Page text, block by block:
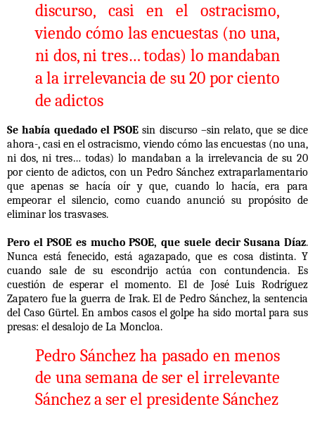
discurso, casi en el ostracismo,
viendo cómo las encuestas (no una,
ni dos, ni tres… todas) lo mandaban
a la irrelevancia de su 20 por ciento
de adictos
Se había quedado el PSOE sin discurso –sin relato, que se dice
ahora-, casi en el ostracismo, viendo cómo las encuestas (no una,
ni dos, ni tres… todas) lo mandaban a la irrelevancia de su 20
por ciento de adictos, con un Pedro Sánchez extraparlamentario
que apenas se hacía oír y que, cuando lo hacía, era para
empeorar el silencio, como cuando anunció su propósito de
eliminar los trasvases.
Pero el PSOE es mucho PSOE, que suele decir Susana Díaz.
Nunca está fenecido, está agazapado, que es cosa distinta. Y
cuando sale de su escondrijo actúa con contundencia. Es
cuestión de esperar el momento. El de José Luis Rodríguez
Zapatero fue la guerra de Irak. El de Pedro Sánchez, la sentencia
del Caso Gürtel. En ambos casos el golpe ha sido mortal para sus
presas: el desalojo de La Moncloa.
Pedro Sánchez ha pasado en menos
de una semana de ser el irrelevante
Sánchez a ser el presidente Sánchez